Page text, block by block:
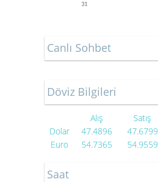
31
Canlı Sohbet
Döviz Bilgileri
Alış
Satış
Dolar
47.4896
47.6799
Euro
54.7365 54.9559
Saat